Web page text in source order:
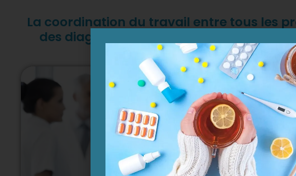
La coordination du travail entre tous les
des diagnostics précoces et diminue